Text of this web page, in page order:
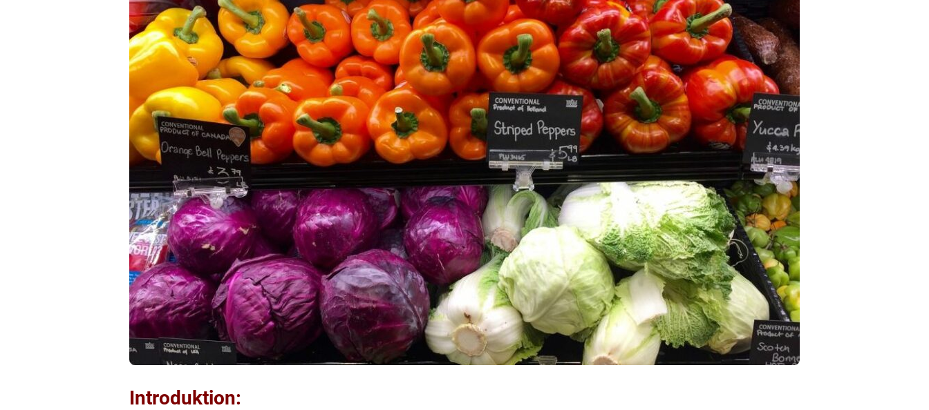
Introduktion: